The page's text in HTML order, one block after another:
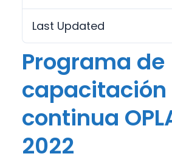
Last Updated
Programa de
capacitación
continua
2022